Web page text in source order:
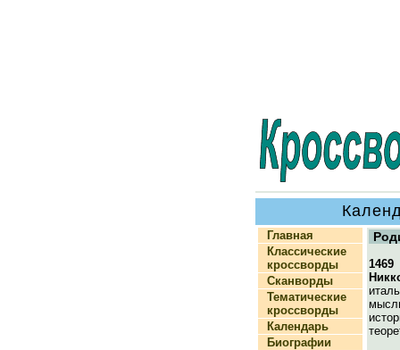
Главная
Классические
кроссворды
Сканворды
Тематические
кроссворды
Календарь
Биографии
1469